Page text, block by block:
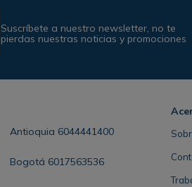
Suscríbete a nuestro newsletter, no te
pierdas nuestras noticias y promociones
Antioquia 6044441400
Bogotá 6017563536